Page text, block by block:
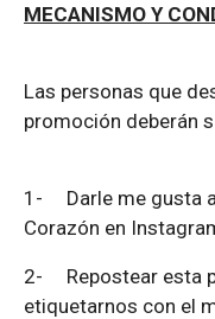
MECANISMO Y
Las personas que
promoción deberán
1- Darle me gusta
Corazón en
2- Repostear esta
etiquetarnos con el